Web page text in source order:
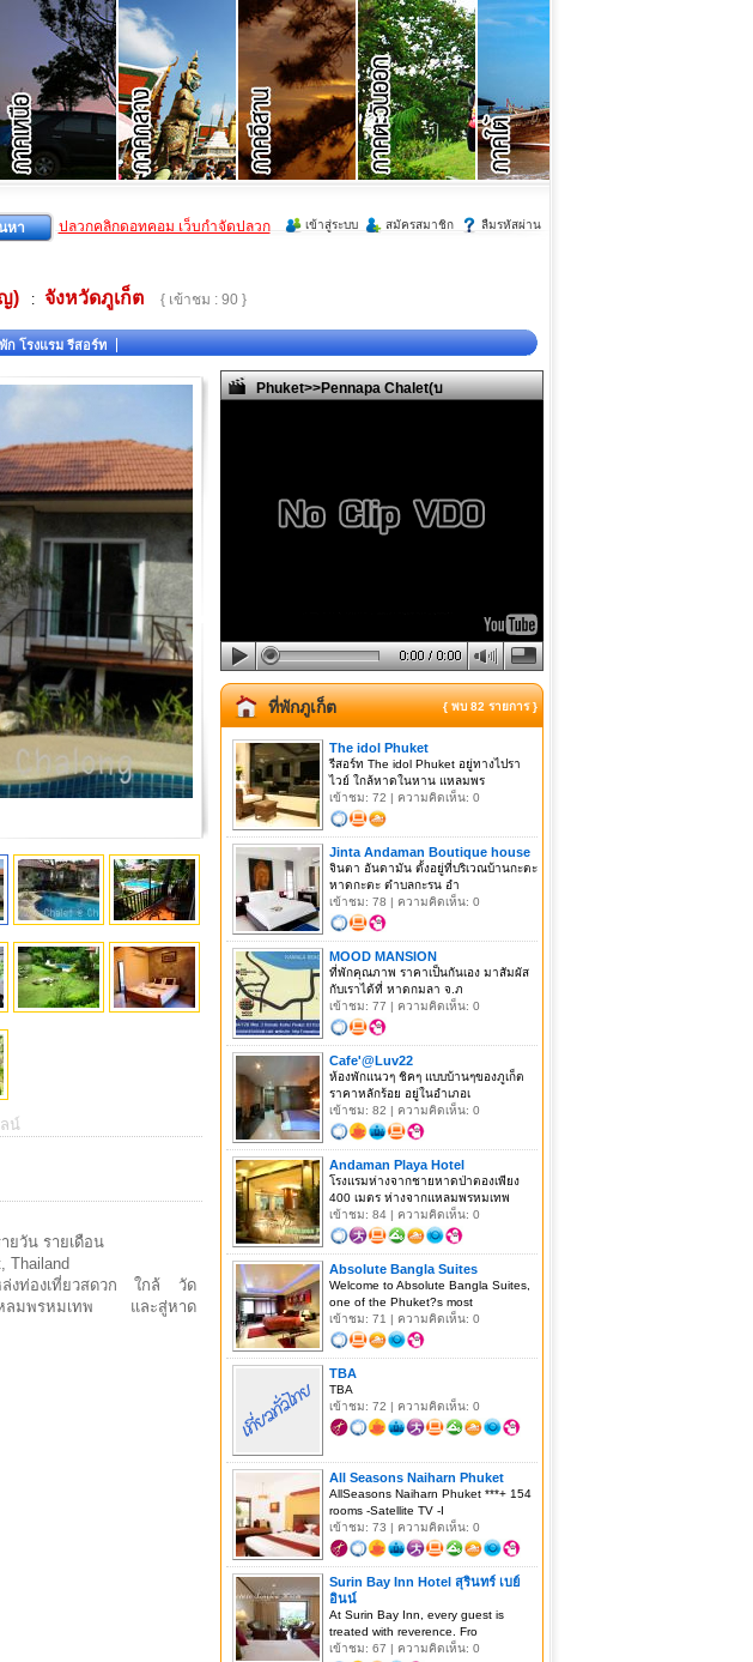
เข้าสู่ระบบ สมัครสมาชิก ลืมรหัสผ่าน
ปลวกคลิกดอทคอม เว็บกำจัดปลวก
) : จังหวัดภูเก็ต { เข้าชม : 90 }
ก โรงแรม รีสอร์ท
Phuket>>Pennapa Chalet(บ
ที่พักภูเก็ต { พบ 82 รายการ }
The idol Phuket
รีสอร์ท The idol Phuket อยู่ทางไปรา
ไวย์ ใกล้หาดในหาน แหลมพร
เข้าชม: 72 | ความคิดเห็น: 0
Jinta Andaman Boutique house
จินตา อันดามัน ตั้งอยู่ที่บริเวณบ้านกะตะ
หาดกะตะ ตำบลกะรน อำ
เข้าชม: 78 | ความคิดเห็น: 0
MOOD MANSION
ที่พักคุณภาพ ราคาเป็นกันเอง มาสัมผัส
กับเราได้ที่ หาดกมลา จ.ภ
เข้าชม: 77 | ความคิดเห็น: 0
Cafe'@Luv22
ห้องพักแนวๆ ชิคๆ แบบบ้านๆของภูเก็ต
ราคาหลักร้อย อยู่ในอำเภอเ
เข้าชม: 82 | ความคิดเห็น: 0
Andaman Playa Hotel
โรงแรมห่างจากชายหาดป่าตองเพียง
400 เมตร ห่างจากแหลมพรหมเทพ
เข้าชม: 84 | ความคิดเห็น: 0
Absolute Bangla Suites
Welcome to Absolute Bangla Suites,
one of the Phuket?s most
เข้าชม: 71 | ความคิดเห็น: 0
TBA
TBA
เข้าชม: 72 | ความคิดเห็น: 0
All Seasons Naiharn Phuket
AllSeasons Naiharn Phuket ***+ 154
rooms -Satellite TV -I
เข้าชม: 73 | ความคิดเห็น: 0
Surin Bay Inn Hotel สุรินทร์ เบย์
อินน์
At Surin Bay Inn, every guest is
treated with reverence. Fro
เข้าชม: 67 | ความคิดเห็น: 0
น์
ยวัน รายเดือน
Thailand
งท่องเที่ยวสดวก ใกล้ วัด
แหลมพรหมเทพ และสู่หาด